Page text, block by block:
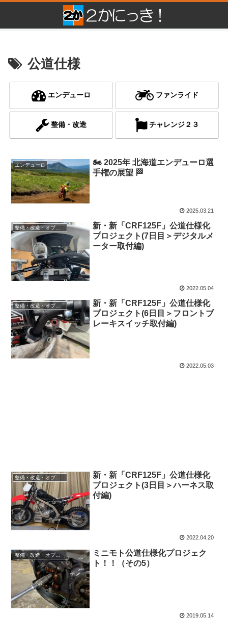
公道仕様
エンデューロ ファンライド
整備・改造 チャレンジ２３
エンデューロ
🏍 2025年 北海道エンデューロ選
手権の展望 🏁
2025.03.21
整備・改造・オプション
新・新「CRF125F」公道仕様化
プロジェクト(7日目＞デジタルメ
ーター取付編)
2022.05.04
整備・改造・オプション
新・新「CRF125F」公道仕様化
プロジェクト(6日目＞フロントブ
レーキスイッチ取付編)
2022.05.03
整備・改造・オプション
新・新「CRF125F」公道仕様化
プロジェクト(3日目＞ハーネス取
付編)
2022.04.20
整備・改造・オプション
ミニモト公道仕様化プロジェク
ト！！（その5）
2019.05.14